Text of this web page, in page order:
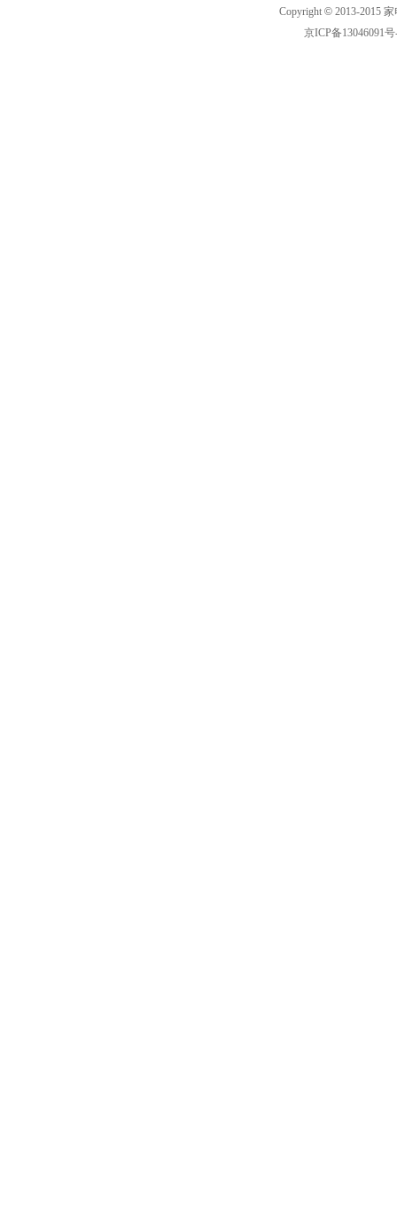
Copyright © 2013-2015
京ICP备13046091号